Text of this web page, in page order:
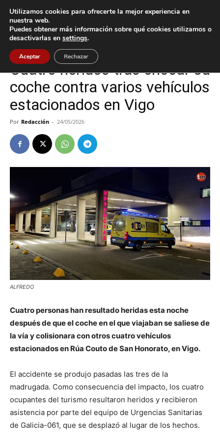
Inicio Sucesos
Sucesos Vigo
Cuatro heridos tras chocar su
coche contra varios vehículos
estacionados en Vigo
Por Redacción - 24/05/2026
ALFREDO
Cuatro personas han resultado heridas esta noche
después de que el coche en el que viajaban se saliese de
la vía y colisionara con otros cuatro vehículos
estacionados en Rúa Couto de San Honorato, en Vigo.
El accidente se produjo pasadas las tres de la
madrugada. Como consecuencia del impacto, los cuatro
ocupantes del turismo resultaron heridos y recibieron
asistencia por parte del equipo de Urgencias Sanitarias
de Galicia-061, que se desplazó al lugar de los hechos.
Utilizamos cookies para ofrecerte la mejor experiencia en
nuestra web.
Puedes obtener más información sobre qué cookies utilizamos o
desactivarlas en settings.
Aceptar Rechazar